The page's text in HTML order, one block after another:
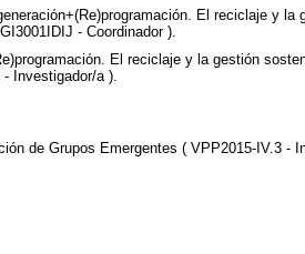
El reciclaje y
- Coordinador ).
El reciclaje y la gestión
Investigador/a ).
de Grupos Emergentes ( VPP2015-IV.3 -